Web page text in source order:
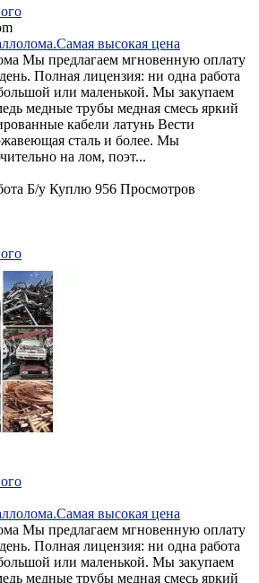
высокая цена
Мы предлагаем мгновенную оплату
Полная лицензия: ни одна работа
или маленькой. Мы закупаем
медные трубы медная смесь яркий
кабели латунь Вести
сталь и более. Мы
на лом, поэт...
Б/у Куплю 956 Просмотров
высокая цена
Мы предлагаем мгновенную оплату
Полная лицензия: ни одна работа
или маленькой. Мы закупаем
медные трубы медная смесь яркий